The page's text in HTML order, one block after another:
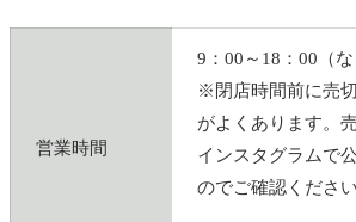
営業時間
9：00～18：00（な
※閉店時間前に売
がよくあります。
インスタグラムで
のでご確認ください